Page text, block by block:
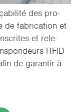
des pro­
de fa­bri­ca­tion et
et re­le­
RFID
de ga­ran­tir à